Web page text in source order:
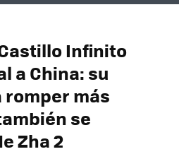
Infinito
a China: su
más
se
Zha 2